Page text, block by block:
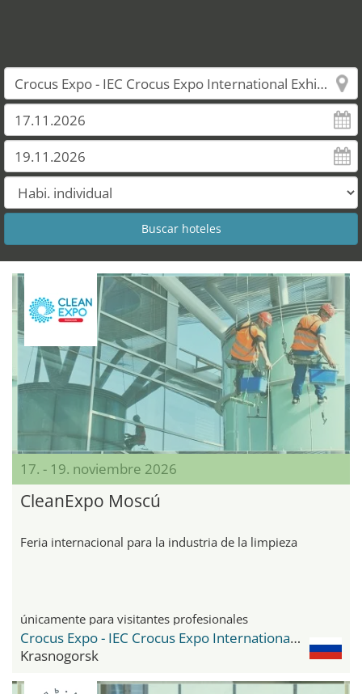
17. - 19. noviembre 2026
CleanExpo Moscú
Feria internacional para la industria de la limpieza
únicamente para visitantes profesionales
Crocus Expo - IEC Crocus Expo International Exhibition Centre
Krasnogorsk